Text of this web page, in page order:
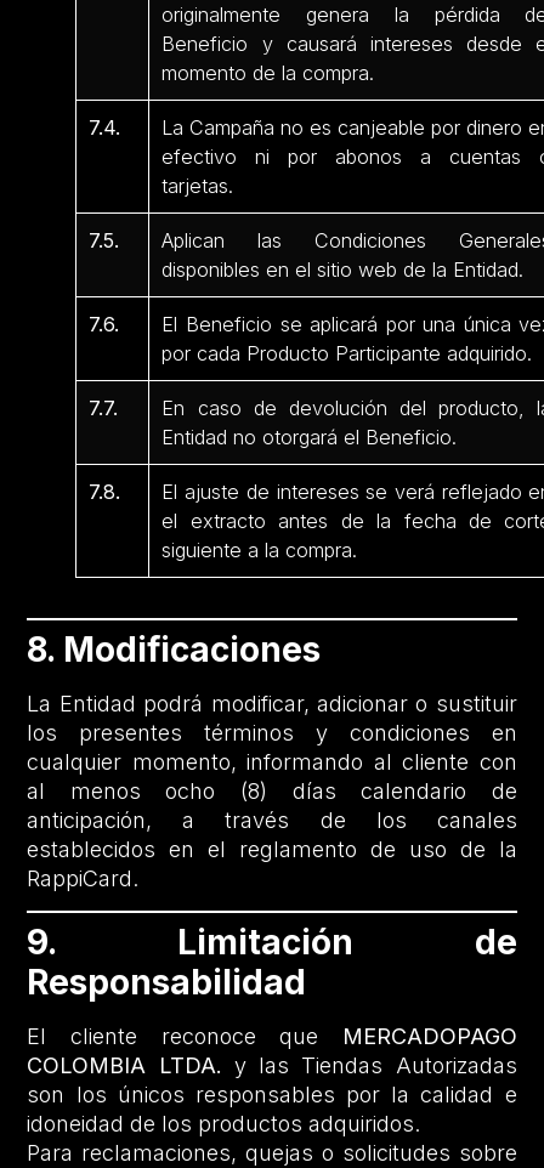
originalmente genera la pérdida
Beneficio y causará intereses desde
momento de la compra.
7.4.
La Campaña no es canjeable por dinero
efectivo ni por abonos a cuentas
tarjetas.
7.5.
Aplican las Condiciones
disponibles en el sitio web de la Entidad.
7.6.
El Beneficio se aplicará por una única
por cada Producto Participante adquirido.
7.7.
En caso de devolución del producto,
Entidad no otorgará el Beneficio.
7.8.
El ajuste de intereses se verá reflejado
el extracto antes de la fecha de
siguiente a la compra.
8. Modificaciones
La Entidad podrá modificar, adicionar o sustituir
los presentes términos y condiciones en
cualquier momento, informando al cliente con
al menos ocho (8) días calendario de
anticipación, a través de los canales
establecidos en el reglamento de uso de la
RappiCard.
9. Limitación de
Responsabilidad
El cliente reconoce que
MERCADOPAGO
COLOMBIA LTDA. y las Tiendas Autorizadas
son los únicos responsables por la calidad e
idoneidad de los productos adquiridos.
Para reclamaciones, quejas o solicitudes sobre